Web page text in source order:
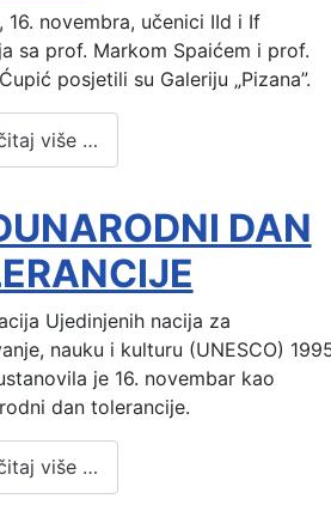
16. novembra, učenici IId i If
sa prof. Markom Spaićem i prof.
posjetili su Galeriju „Pizana”.
više …
DAN
Ujedinjenih nacija za
nauku i kulturu (UNESCO)
je 16. novembar kao
dan tolerancije.
više …